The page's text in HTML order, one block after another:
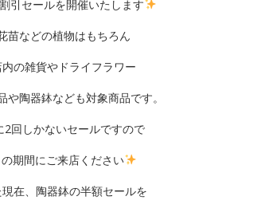
引セールを開催いたします
苗などの植物はもちろん
内の雑貨やドライフラワー
や陶器鉢なども対象商品です。
2回しかないセールですので
の期間にご来店ください
現在、陶器鉢の半額セールを